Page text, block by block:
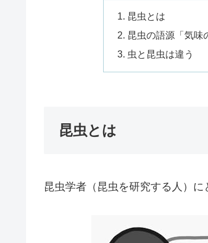
昆虫とは
昆虫の語源「気味
虫と昆虫は違う
昆虫とは
昆虫学者（昆虫を研究する人）